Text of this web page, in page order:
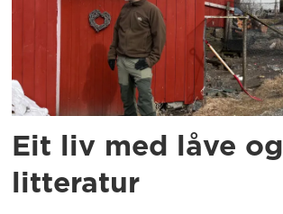
Eit liv med låve og
litteratur